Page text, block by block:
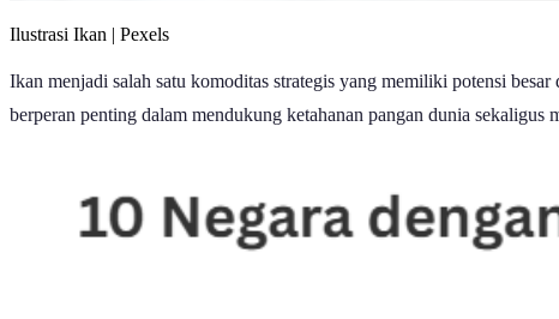
Ilustrasi Ikan | Pexels
Ikan menjadi salah satu komoditas strategis yang memiliki potensi
berperan penting dalam mendukung ketahanan pangan dunia sekaligus